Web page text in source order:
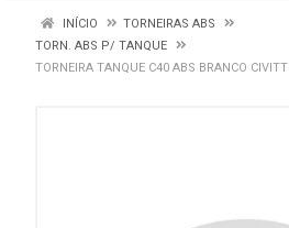
INÍCIO
TORNEIRAS ABS
TORN. ABS P/ TANQUE
TORNEIRA TANQUE C40 ABS BRANCO CIVITT